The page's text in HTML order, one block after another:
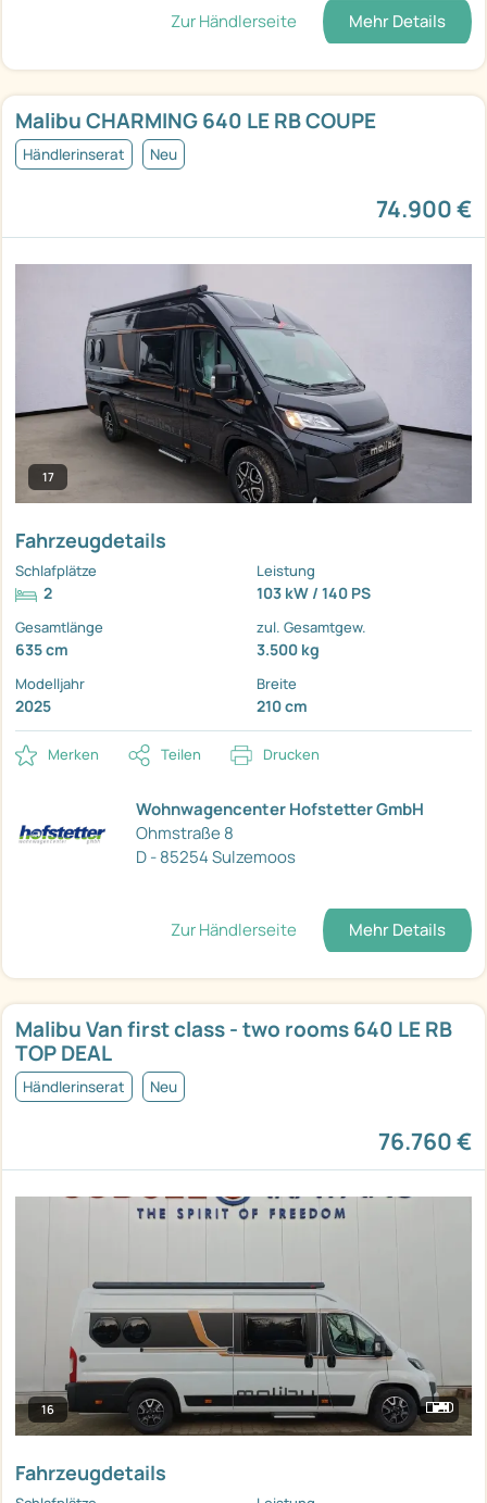
Zur Händlerseite Mehr Details
Malibu CHARMING 640 LE RB COUPE
Händlerinserat Neu
74.900 €
17
Fahrzeugdetails
Schlafplätze
2
Leistung
103 kW / 140 PS
Gesamtlänge
635 cm
zul. Gesamtgew.
3.500 kg
Modelljahr
2025
Breite
210 cm
Merken Teilen Drucken
Wohnwagencenter Hofstetter GmbH
Ohmstraße 8
D - 85254 Sulzemoos
Zur Händlerseite Mehr Details
Malibu Van first class - two rooms 640 LE RB
TOP DEAL
Händlerinserat Neu
76.760 €
16
Fahrzeugdetails